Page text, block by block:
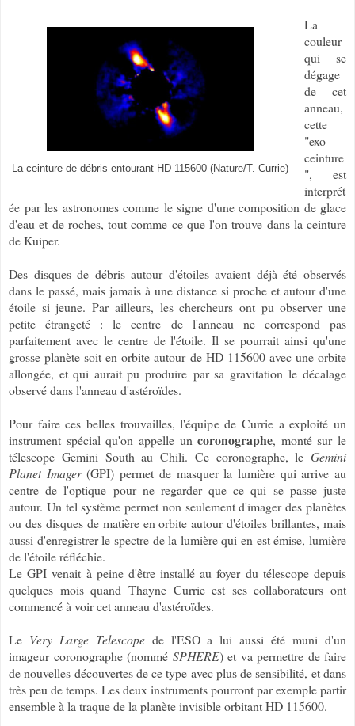
La ceinture de débris entourant HD 115600 (Nature/T. Currie)
La
couleur
qui se
dégage
de cet
anneau,
cette
"exo-
ceinture
", est
interprét
ée par les astronomes comme le signe d'une composition de glace
d'eau et de roches, tout comme ce que l'on trouve dans la ceinture
de Kuiper.
Des disques de débris autour d'étoiles avaient déjà été observés
dans le passé, mais jamais à une distance si proche et autour d'une
étoile si jeune. Par ailleurs, les chercheurs ont pu observer une
petite étrangeté : le centre de l'anneau ne correspond pas
parfaitement avec le centre de l'étoile. Il se pourrait ainsi qu'une
grosse planète soit en orbite autour de HD 115600 avec une orbite
allongée, et qui aurait pu produire par sa gravitationle décalage
observé dans l'anneau d'astéroïdes.
Pour faire ces belles trouvailles, l'équipe de Currie a exploité un
instrument spécial qu'on appelle uncoronographe, monté sur le
télescope Gemini South au Chili. Ce coronographe, le Gemini
Planet Imager(GPI) permet de masquer la lumière qui arrive au
centre de l'optique pour ne regarder que ce qui se passe juste
autour. Un tel système permet non seulement d'imager des planètes
ou des disques de matière en orbite autour d'étoiles brillantes, mais
aussi d'enregistrer le spectre de la lumière qui en est émise, lumière
de l'étoile réfléchie.
Le GPI venait à peine d'être installé au foyer du télescope depuis
quelques mois quand Thayne Currie est ses collaborateurs ont
commencé à voir cet anneau d'astéroïdes.
Le Very Large Telescopede l'ESO a lui aussi été muni d'un
imageur coronographe (nommé SPHERE) et va permettre de faire
de nouvelles découvertes de ce type avec plus de sensibilité, et dans
très peu de temps. Les deux instruments pourront par exemple partir
ensemble à la traque de la planète invisible orbitant HD 115600.